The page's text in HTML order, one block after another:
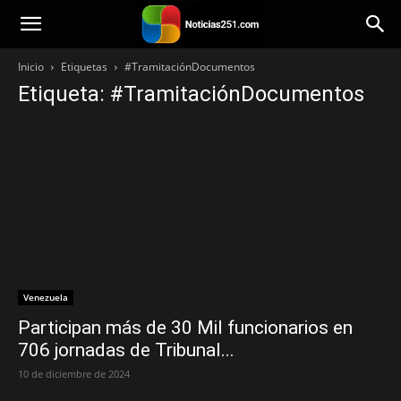
Noticias251
Inicio Etiquetas #TramitaciónDocumentos
Etiqueta: #TramitaciónDocumentos
Venezuela
Participan más de 30 Mil funcionarios en
706 jornadas de Tribunal...
10 de diciembre de 2024